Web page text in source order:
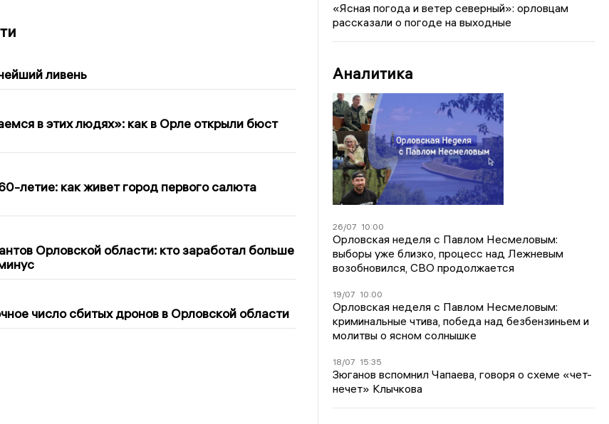
ливень
в этих людях»: как в Орле открыли бюст
летие: как живет город первого салюта
Орловской области: кто заработал больше
число сбитых дронов в Орловской области
«Ясная погода и ветер северный»: орловцам
рассказали о погоде на выходные
Аналитика
26/07 10:00
Орловская неделя с Павлом Несмеловым:
выборы уже близко, процесс над Лежневым
возобновился, СВО продолжается
19/07 10:00
Орловская неделя с Павлом Несмеловым:
криминальные чтива, победа над безбензиньем и
молитвы о ясном солнышке
18/07 15:35
Зюганов вспомнил Чапаева, говоря о схеме «чет-
нечет» Клычкова